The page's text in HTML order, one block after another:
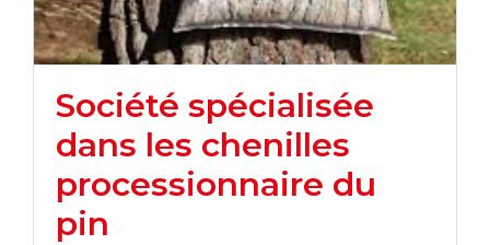
Société spécialisée
dans les chenilles
processionnaire du
pin